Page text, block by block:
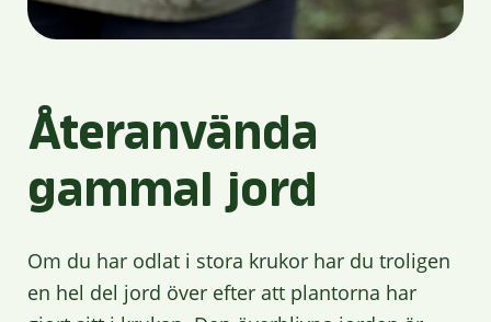
Återanvända
gammal jord
Om du har odlat i stora krukor har du troligen
en hel del jord över efter att plantorna har